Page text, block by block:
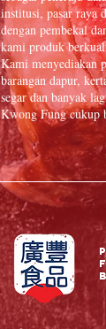
institusi, pasar raya
dengan pembekal
kami produk
Kami menyediakan
barangan dapur,
segar dan banyak
Kwong Fung cukup